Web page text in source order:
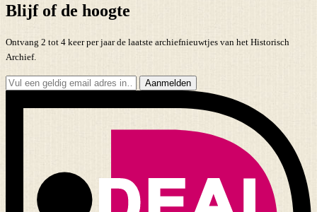
Blijf of de hoogte
Ontvang 2 tot 4 keer per jaar de laatste archiefnieuwtjes van het Historisch
Archief.
Aanmelden